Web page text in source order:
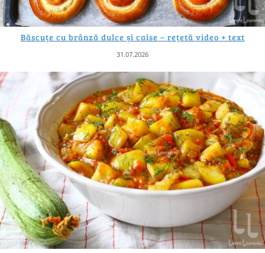
Băscuțe cu brânză dulce și caise – rețetă video + text
31.07.2026